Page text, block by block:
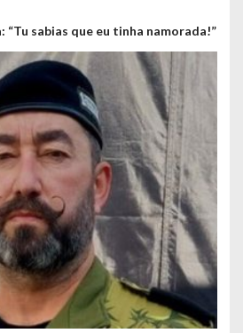
“Tu sabias que eu tinha namorada!”